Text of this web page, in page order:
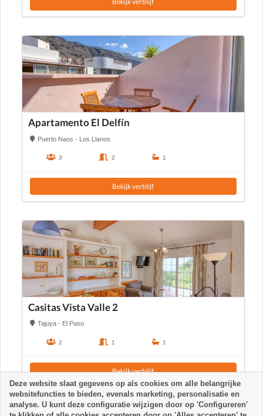
Apartamento El Delfín
Puerto Naos - Los Llanos
3 2 1
Bekijk verblijf
Casitas Vista Valle 2
Tajuya - El Paso
2 1 1
Bekijk verblijf
Deze website slaat gegevens op als cookies om alle belangrijke
websitefuncties te bieden, evenals marketing, personalisatie en
analyse. U kunt deze configuratie wijzigen door op 'Configureren'